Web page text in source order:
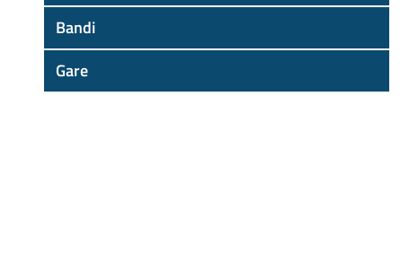
Bandi
Gare